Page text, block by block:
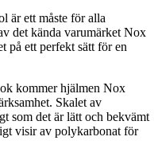
är ett måste för alla
det kända varumärket Nox
på ett perfekt sätt för en
kommer hjälmen Nox
Skalet av
som det är lätt och bekvämt
visir av polykarbonat för